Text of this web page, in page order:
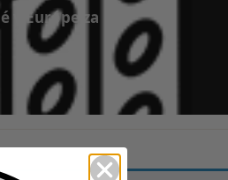
v Európe za